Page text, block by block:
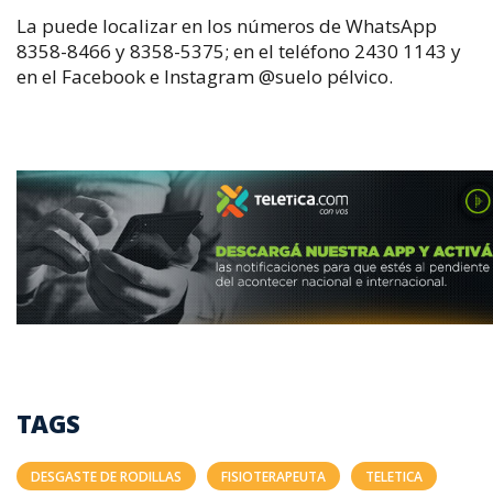
La puede localizar en los números de WhatsApp
8358-8466 y 8358-5375; en el teléfono 2430 1143 y
en el Facebook e Instagram @suelo pélvico.
TAGS
DESGASTE DE RODILLAS FISIOTERAPEUTA TELETICA